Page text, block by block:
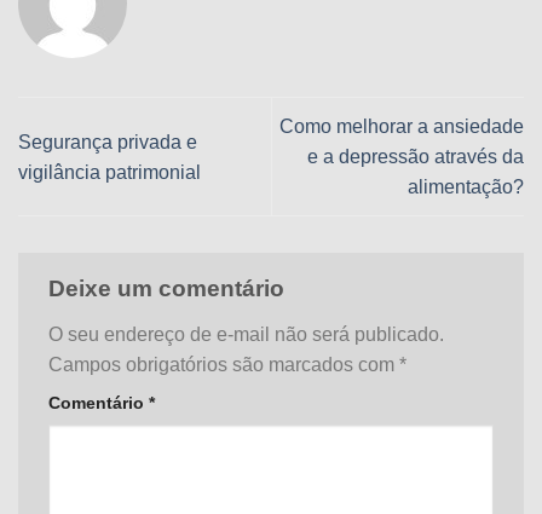
Segurança privada e
vigilância patrimonial
Como melhorar a ansiedade
e a depressão através da
alimentação?
Deixe um comentário
O seu endereço de e-mail não será publicado.
Campos obrigatórios são marcados com *
Comentário *